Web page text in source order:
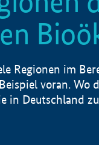
Regionen im
voran. Wo
in Deutschland